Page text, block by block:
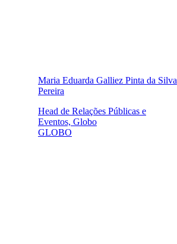
Maria Eduarda Galliez Pinta da Silva
Pereira
Head de Relações Públicas e
Eventos, Globo
GLOBO